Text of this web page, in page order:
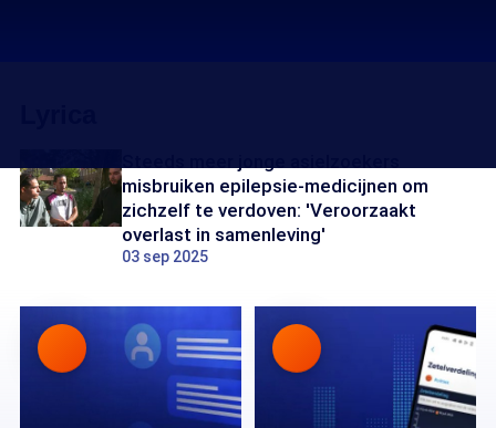
misbruiken epilepsie-medicijnen om
zichzelf te verdoven: 'Veroorzaakt
overlast in samenleving'
03 sep 2025